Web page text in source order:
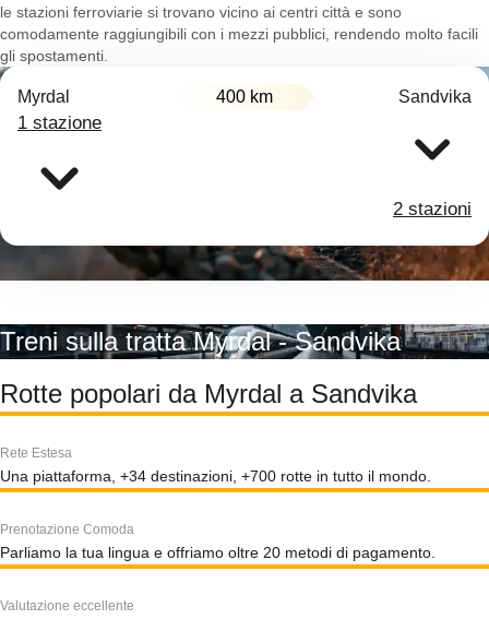
le stazioni ferroviarie si trovano vicino ai centri città e sono
comodamente raggiungibili con i mezzi pubblici, rendendo molto facili
gli spostamenti.
Myrdal 400 km Sandvika
1 stazione
2 stazioni
Treni sulla tratta Myrdal - Sandvika
Rotte popolari da Myrdal a Sandvika
Rete Estesa
Una piattaforma, +34 destinazioni, +700 rotte in tutto il mondo.
Prenotazione Comoda
Parliamo la tua lingua e offriamo oltre 20 metodi di pagamento.
Valutazione eccellente